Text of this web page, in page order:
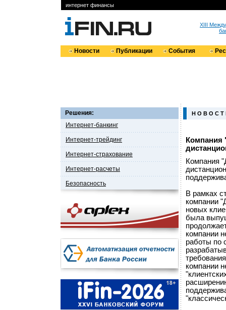
интернет финансы
XIII
Новости Публикации События
Решения:
Интернет-банкинг
Интернет-трейдинг
Интернет-страхование
Интернет-расчеты
Безопасность
Н О В О С Т
Компания
В рамках
компании
новых
была
компании
работы по
компании